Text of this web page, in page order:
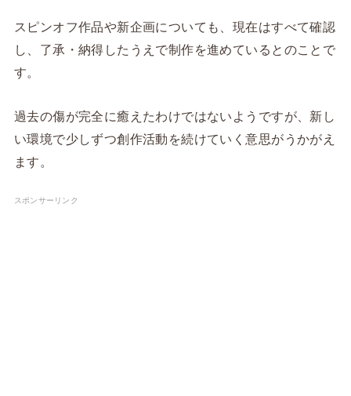
スピンオフ作品や新企画についても、現在はすべて確認
し、了承・納得したうえで制作を進めているとのことで
す。
過去の傷が完全に癒えたわけではないようですが、新し
い環境で少しずつ創作活動を続けていく意思がうかがえ
ます。
スポンサーリンク